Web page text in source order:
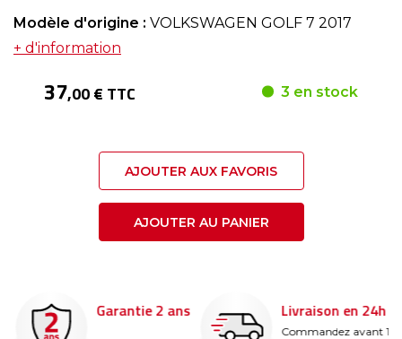
Modèle d'origine : VOLKSWAGEN GOLF 7 2017
+ d'information
37,00 € TTC 3 en stock
AJOUTER AUX FAVORIS
AJOUTER AU PANIER
Garantie 2 ans Livraison en 24h
Commandez avant 14h